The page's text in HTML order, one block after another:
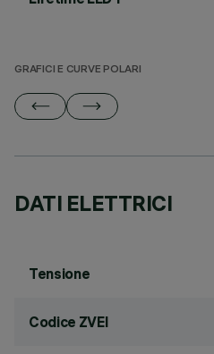
GRAFICI E CURVE POLARI
DATI ELETTRICI
Tensione
Codice ZVEI